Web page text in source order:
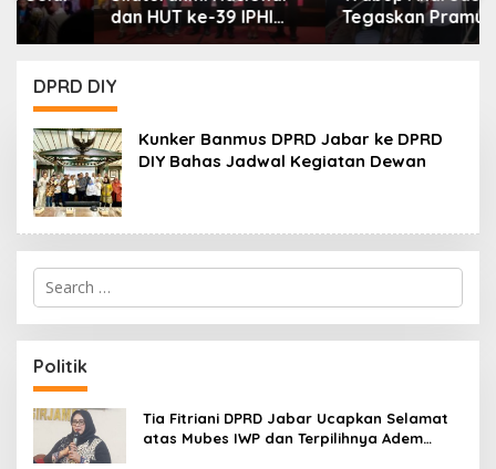
dan HUT ke-39 IPHI
1987, Dorong
Advokat dalam
Pembaruan Hukum
Tegaskan Pramuka
Adalah Wadah
DPRD DIY
Kunker Banmus DPRD Jabar ke DPRD
DIY Bahas Jadwal Kegiatan Dewan
S
r
c
h
f
o
:
Politik
Tia Fitriani DPRD Jabar Ucapkan Selamat
atas Mubes IWP dan Terpilihnya Adem